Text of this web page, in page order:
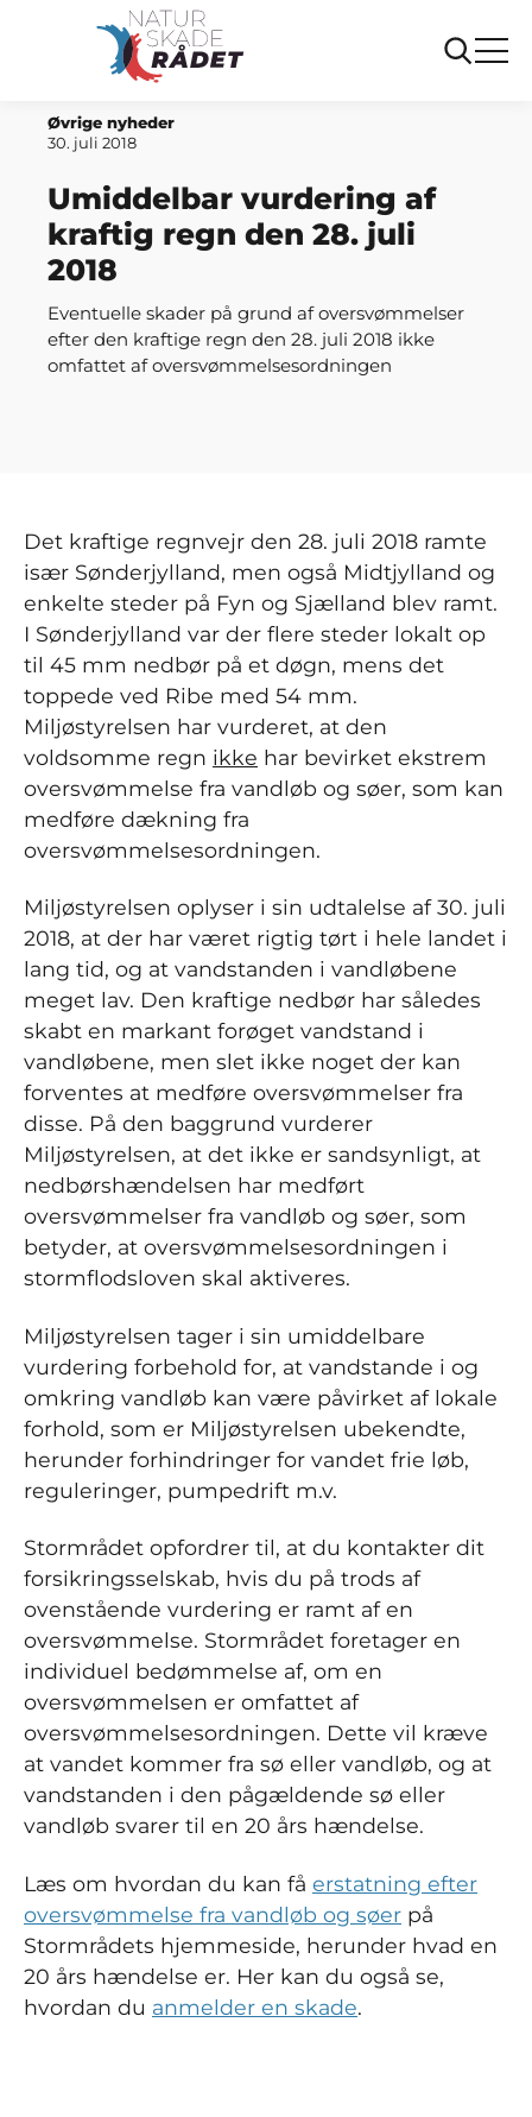
Umiddelbar vurdering af kraftig regn den 28. juli 2018
Øvrige nyheder
30. juli 2018
Umiddelbar vurdering af
kraftig regn den 28. juli
2018
Eventuelle skader på grund af oversvømmelser
efter den kraftige regn den 28. juli 2018 ikke
omfattet af oversvømmelsesordningen
Det kraftige regnvejr den 28. juli 2018 ramte
især Sønderjylland, men også Midtjylland og
enkelte steder på Fyn og Sjælland blev ramt.
I Sønderjylland var der flere steder lokalt op
til 45 mm nedbør på et døgn, mens det
toppede ved Ribe med 54 mm.
Miljøstyrelsen har vurderet, at den
voldsomme regn ikke har bevirket ekstrem
oversvømmelse fra vandløb og søer, som kan
medføre dækning fra
oversvømmelsesordningen.
Miljøstyrelsen oplyser i sin udtalelse af 30. juli
2018, at der har været rigtig tørt i hele landet i
lang tid, og at vandstanden i vandløbene
meget lav. Den kraftige nedbør har således
skabt en markant forøget vandstand i
vandløbene, men slet ikke noget der kan
forventes at medføre oversvømmelser fra
disse. På den baggrund vurderer
Miljøstyrelsen, at det ikke er sandsynligt, at
nedbørshændelsen har medført
oversvømmelser fra vandløb og søer, som
betyder, at oversvømmelsesordningen i
stormflodsloven skal aktiveres.
Miljøstyrelsen tager i sin umiddelbare
vurdering forbehold for, at vandstande i og
omkring vandløb kan være påvirket af lokale
forhold, som er Miljøstyrelsen ubekendte,
herunder forhindringer for vandet frie løb,
reguleringer, pumpedrift m.v.
Stormrådet opfordrer til, at du kontakter dit
forsikringsselskab, hvis du på trods af
ovenstående vurdering er ramt af en
oversvømmelse. Stormrådet foretager en
individuel bedømmelse af, om en
oversvømmelsen er omfattet af
oversvømmelsesordningen. Dette vil kræve
at vandet kommer fra sø eller vandløb, og at
vandstanden i den pågældende sø eller
vandløb svarer til en 20 års hændelse.
Læs om hvordan du kan få erstatning efter
oversvømmelse fra vandløb og søer på
Stormrådets hjemmeside, herunder hvad en
20 års hændelse er. Her kan du også se,
hvordan du anmelder en skade.